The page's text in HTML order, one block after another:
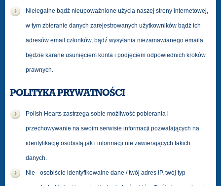
Nielegalne bądź nieupoważnione użycia naszej strony internetowej,
w tym zbieranie danych zarejestrowanych użytkowników bądź ich
adresów email członków, bądź wysyłania niezamawianego emaila
będzie karane usunięciem konta i podjęciem odpowiednich kroków
prawnych.
POLITYKA PRYWATNOŚCI
Polish Hearts zastrzega sobie możliwość pobierania i
przechowywanie na swoim serwisie informacji pozwalających na
identyfikację osobistą jak i informacji nie zawierających takich
danych.
Nie - osobiście identyfikowalne dane / twój adres IP, twój typ